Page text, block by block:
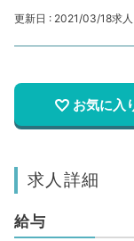
更新日 : 2021/03/18求
お気に入
求人詳細
給与